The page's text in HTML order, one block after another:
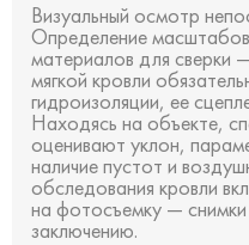
Визуальный осмотр
Определение
материалов для сверки
мягкой кровли
гидроизоляции, ее
Находясь на объекте,
оценивают уклон,
наличие пустот и
обследования кровли
на фотосъемку —
заключению.